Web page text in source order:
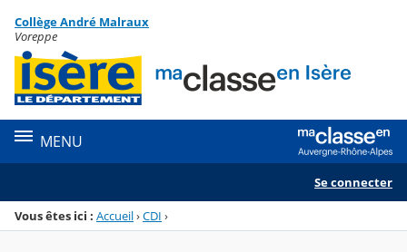
Menu de la rubrique
Contenu
Collège André Malraux
Voreppe
MENU
Se connecter
Vous êtes ici : Accueil›CDI ›